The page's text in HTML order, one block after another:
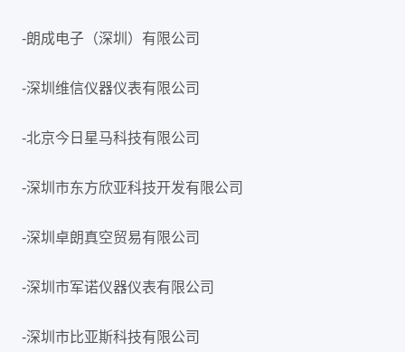
-朗成电子（深圳）有限公司
-深圳维信仪器仪表有限公司
-北京今日星马科技有限公司
-深圳市东方欣亚科技开发有限公司
-深圳卓朗真空贸易有限公司
-深圳市军诺仪器仪表有限公司
-深圳市比亚斯科技有限公司